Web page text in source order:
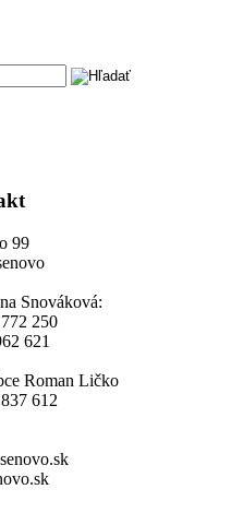
99
Snováková:
250
621
Roman Ličko
612